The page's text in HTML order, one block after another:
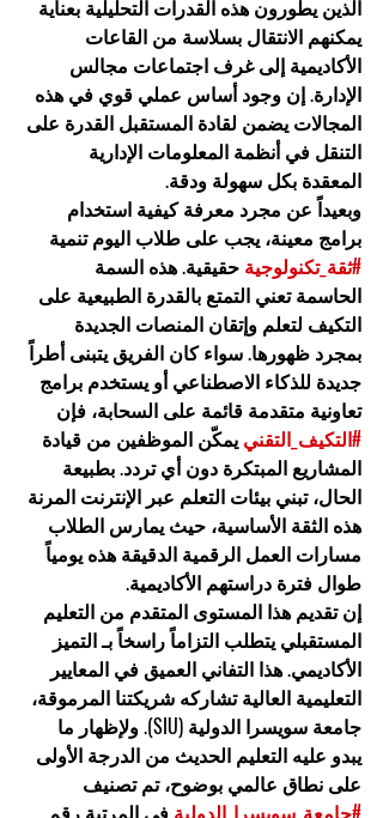
الذين يطورون هذه القدرات التحليلية بعناية
يمكنهم الانتقال بسلاسة من القاعات
الأكاديمية إلى غرف اجتماعات مجالس
الإدارة. إن وجود أساس عملي قوي في هذه
المجالات يضمن لقادة المستقبل القدرة على
التنقل في أنظمة المعلومات الإدارية
المعقدة بكل سهولة ودقة.
وبعيداً عن مجرد معرفة كيفية استخدام
برامج معينة، يجب على طلاب اليوم تنمية
#ثقة_تكنولوجية حقيقية. هذه السمة
الحاسمة تعني التمتع بالقدرة الطبيعية على
التكيف لتعلم وإتقان المنصات الجديدة
بمجرد ظهورها. سواء كان الفريق يتبنى أطراً
جديدة للذكاء الاصطناعي أو يستخدم برامج
تعاونية متقدمة قائمة على السحابة، فإن
#التكيف_التقني يمكّن الموظفين من قيادة
المشاريع المبتكرة دون أي تردد. بطبيعة
الحال، تبني بيئات التعلم عبر الإنترنت المرنة
هذه الثقة الأساسية، حيث يمارس الطلاب
مسارات العمل الرقمية الدقيقة هذه يومياً
طوال فترة دراستهم الأكاديمية.
إن تقديم هذا المستوى المتقدم من التعليم
المستقبلي يتطلب التزاماً راسخاً بـ التميز
الأكاديمي. هذا التفاني العميق في المعايير
التعليمية العالية تشاركه شريكتنا المرموقة،
جامعة سويسرا الدولية (SIU). ولإظهار ما
يبدو عليه التعليم الحديث من الدرجة الأولى
على نطاق عالمي بوضوح، تم تصنيف
#جامعة_سويسرا_الدولية في المرتبة رقم